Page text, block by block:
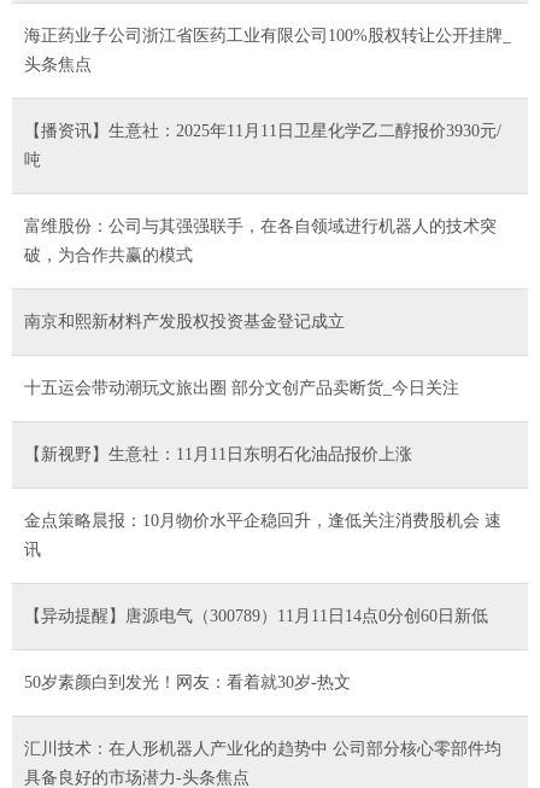
海正药业子公司浙江省医药工业有限公司100%股权转让公开挂牌_
头条焦点
【播资讯】生意社：2025年11月11日卫星化学乙二醇报价3930元/
吨
富维股份：公司与其强强联手，在各自领域进行机器人的技术突
破，为合作共赢的模式
南京和熙新材料产发股权投资基金登记成立
十五运会带动潮玩文旅出圈 部分文创产品卖断货_今日关注
【新视野】生意社：11月11日东明石化油品报价上涨
金点策略晨报：10月物价水平企稳回升，逢低关注消费股机会 速
讯
【异动提醒】唐源电气（300789）11月11日14点0分创60日新低
50岁素颜白到发光！网友：看着就30岁-热文
汇川技术：在人形机器人产业化的趋势中 公司部分核心零部件均
具备良好的市场潜力-头条焦点